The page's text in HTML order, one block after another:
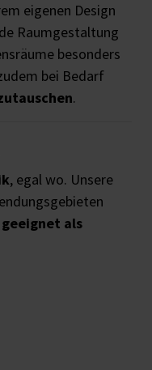
eigenen Design
Raumgestaltung
besonders
bei Bedarf
.
, egal wo. Unsere
als